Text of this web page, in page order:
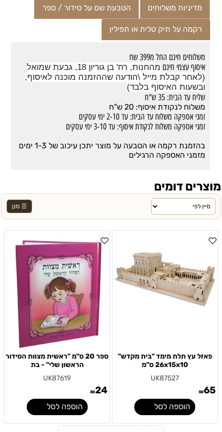
מדיניות משלוחים הטבעת שם על סידור / ספר
רקמה על תיק טלית או תפילין
משלוחים חינם החל מ399 שח
איסוף עצמי חינם
מהחנות, רח' בן גוריון 18, גבעת שמואל
(לאחר קבלת מייל \הודעה שההזמנה מוכנה לאיסוף,
ובשעות האיסוף בלבד)
שליח עד הבית: 35 ש"ח
משלוח לנקודת איסוף: 20 ש"ח
זמני אספקה משלוח עד הבית: עד 2-10 ימי עסקים
זמני אספקה משלוח לנקודת איסוף: עד 3-10 ימי עסקים
בהזמנת רקמה או הטבעה על מוצר יתכן עיכוב של 1-3 ימים
מזמני האספקה הרגילים
מוצרים דומים
☰ סנן
פאזל עץ תלת מימד "בית מקדש"
26x15x10 ס"מ
UK87527
₪65
הוספה לסל
ספר 20 ס"מ "ראשית מצוות הסידור
הראשון שלי" - בת
UK87619
₪24
הוספה לסל